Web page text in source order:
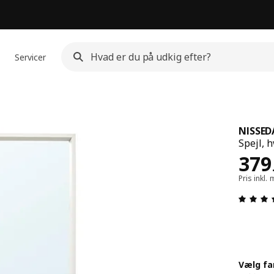
Servicer
Spejl,
379.
Pris
Pris inkl.
Vælg